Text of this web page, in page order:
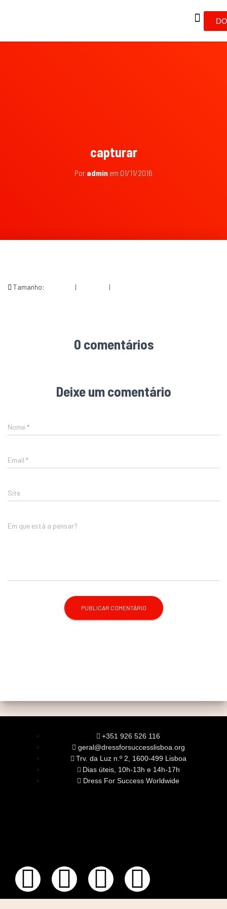
capturar
Por admin em 01/11/2016
Tamanho: | |
0 comentários
Deixe um comentário
Nome*
Email *
Site
Em que está a pensar?
+351 926 526 116
geral@dressforsuccesslisboa.org
Trv. da Luz n.º 2, 1600-499 Lisboa
Dias úteis, 10h-13h e 14h-17h
Dress For Success Worldwide